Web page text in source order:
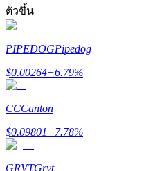
แนะนำ
ตัวขึ้น
PIPEDOGPipedog
$0.00264+6.79%
CCCanton
$0.09801+7.78%
GRVTGrvt